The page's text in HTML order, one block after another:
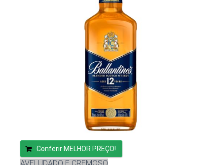
Conferir MELHOR PREÇO!